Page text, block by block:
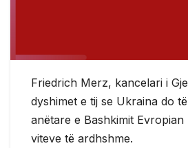
Friedrich Merz, kancelari i
dyshimet e tij se Ukraina do
anëtare e Bashkimit Evropian
viteve të ardhshme.